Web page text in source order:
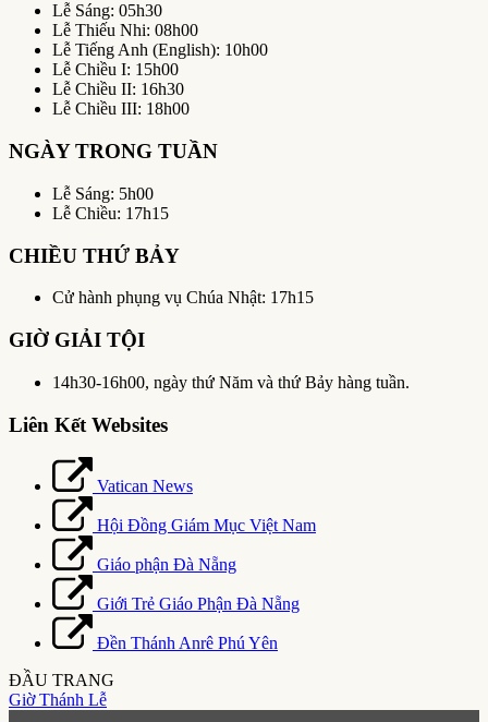
Lễ Sáng: 05h30
Lễ Thiếu Nhi: 08h00
Lễ Tiếng Anh (English): 10h00
Lễ Chiều I: 15h00
Lễ Chiều II: 16h30
Lễ Chiều III: 18h00
NGÀY TRONG TUẦN
Lễ Sáng: 5h00
Lễ Chiều: 17h15
CHIỀU THỨ BẢY
Cử hành phụng vụ Chúa Nhật: 17h15
GIỜ GIẢI TỘI
14h30-16h00, ngày thứ Năm và thứ Bảy hàng tuần.
Liên Kết Websites
Vatican News
Hội Đồng Giám Mục Việt Nam
Giáo phận Đà Nẵng
Giới Trẻ Giáo Phận Đà Nẵng
Đền Thánh Anrê Phú Yên
ĐẦU TRANG
Giờ Thánh Lễ